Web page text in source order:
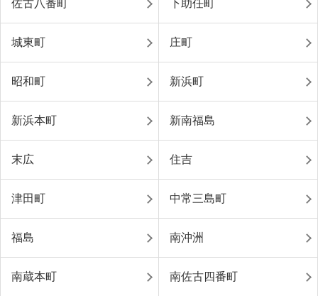
佐古八番町 下助任町
城東町 庄町
昭和町 新浜町
新浜本町 新南福島
末広 住吉
津田町 中常三島町
福島 南沖洲
南蔵本町 南佐古四番町